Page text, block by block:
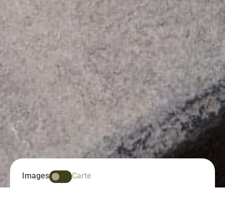
Images Carte